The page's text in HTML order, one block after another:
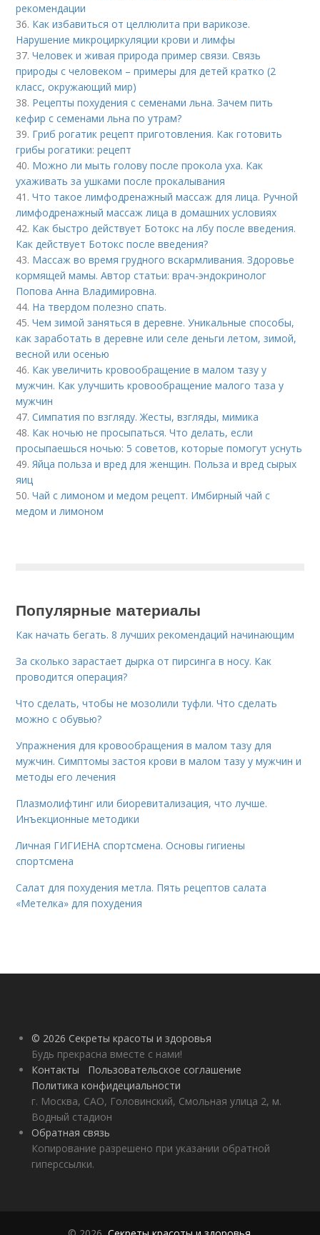
рекомендации
36. Как избавиться от целлюлита при варикозе.
Нарушение микроциркуляции крови и лимфы
37.Человек и живая природа пример связи. Связь
природы с человеком – примеры для детей кратко (2
класс, окружающий мир)
38. Рецепты похудения с семенами льна. Зачем пить
кефир с семенами льна по утрам?
39. Гриб рогатик рецепт приготовления. Как готовить
грибы рогатики: рецепт
40. Можно ли мыть голову после прокола уха. Как
ухаживать за ушками после прокалывания
41.Что такое лимфодренажный массаж для лица. Ручной
лимфодренажный массаж лица в домашних условиях
42. Как быстро действует Ботокс на лбу после введения.
Как действует Ботокс после введения?
43. Массаж во время грудного вскармливания. Здоровье
кормящей мамы. Автор статьи: врач-эндокринолог
Попова Анна Владимировна.
44. На твердом полезно спать.
45.Чем зимой заняться в деревне. Уникальные способы,
как заработать в деревне или селе деньги летом, зимой,
весной или осенью
46. Как увеличить кровообращение в малом тазу у
мужчин. Как улучшить кровообращение малого таза у
мужчин
47.Симпатия по взгляду. Жесты, взгляды, мимика
48. Как ночью не просыпаться. Что делать, если
просыпаешься ночью: 5 советов, которые помогут уснуть
49.Яйца польза и вред для женщин. Польза и вред сырых
яиц
50.Чай с лимоном и медом рецепт. Имбирный чай с
медом и лимоном
Популярные материалы
Как начать бегать. 8 лучших рекомендаций начинающим
За сколько зарастает дырка от пирсинга в носу. Как
проводится операция?
Что сделать, чтобы не мозолили туфли. Что сделать
можно с обувью?
Упражнения для кровообращения в малом тазу для
мужчин. Симптомы застоя крови в малом тазу у мужчин и
методы его лечения
Плазмолифтинг или биоревитализация, что лучше.
Инъекционные методики
Личная ГИГИЕНА спортсмена. Основы гигиены
спортсмена
Салат для похудения метла. Пять рецептов салата
«Метелка» для похудения
© 2026 Секреты красоты и здоровья
Будь прекрасна вместе с нами!
Контакты
Пользовательское соглашение
Политика конфидециальности
г. Москва, САО, Головинский, Смольная улица 2, м.
Водный стадион
Обратная связь
Копирование разрешено при указании обратной
гиперссылки.